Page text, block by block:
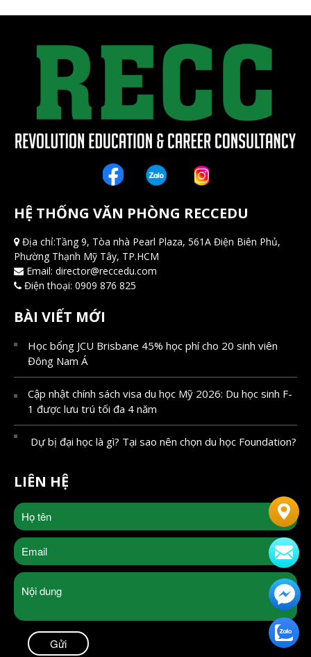
HỆ THỐNG VĂN PHÒNG RECCEDU
Địa chỉ:Tầng 9, Tòa nhà Pearl Plaza, 561A Điện Biên Phủ,
Phường Thạnh Mỹ Tây, TP.HCM
Email: director@reccedu.com
Điện thoại: 0909 876 825
BÀI VIẾT MỚI
Học bổng JCU Brisbane 45% học phí cho 20 sinh viên
Đông Nam Á
Cập nhật chính sách visa du học Mỹ 2026: Du học sinh F-
1 được lưu trú tối đa 4 năm
Dự bị đại học là gì? Tại sao nên chọn du học Foundation?
LIÊN HỆ